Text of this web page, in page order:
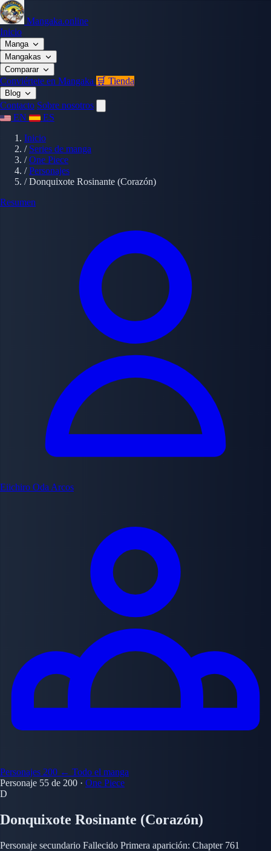
Mangaka.online
Inicio
Manga
Mangakas
Comparar
Conviértete en Mangaka 🛒 Tienda
Blog
Contacto Sobre nosotros
EN
ES
Inicio
/ Series de manga
/ One Piece
/ Personajes
/ Donquixote Rosinante (Corazón)
Resumen
Eiichiro Oda Arcos
Personajes 200 ← Todo el manga
Personaje 55 de 200 · One Piece
D
Donquixote Rosinante (Corazón)
Personaje secundario Fallecido Primera aparición: Chapter 761